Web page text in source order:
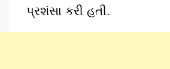
પ્રશંસા કરી હતી.